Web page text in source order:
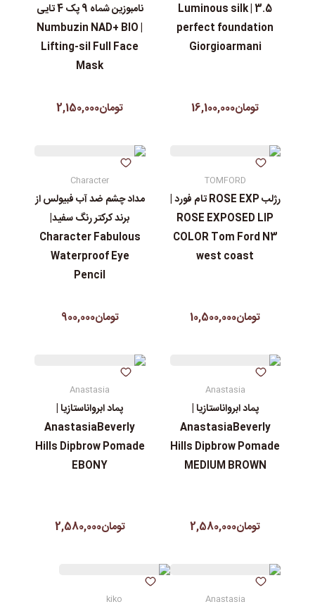
3.5 | Luminous silk
perfect foundation
Giorgioarmani
تومان16,100,000
نامبوزین شماه 9 پک 4 تایی
| Numbuzin NAD+ BIO
Lifting-sil Full Face
Mask
تومان2,150,000
TOMFORD
رژلب ROSE EXP تام فورد |
ROSE EXPOSED LIP
COLOR Tom Ford N3
west coast
تومان10,500,000
Character
مداد چشم ضد آب فبیولس از
برند کرکتر رنگ سفید|
Character Fabulous
Waterproof Eye
Pencil
تومان900,000
Anastasia
پماد ابرواناستازیا |
AnastasiaBeverly
Hills Dipbrow Pomade
MEDIUM BROWN
تومان2,580,000
Anastasia
پماد ابرواناستازیا |
AnastasiaBeverly
Hills Dipbrow Pomade
EBONY
تومان2,580,000
Anastasia
kiko